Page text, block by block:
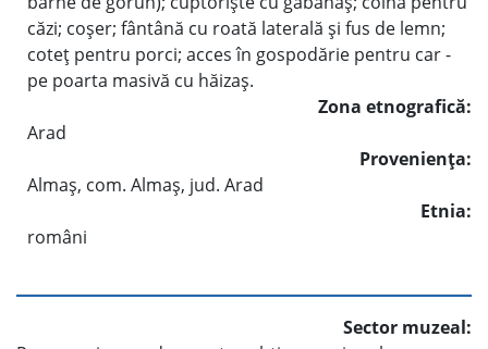
căzi; coşer; fântână cu roată laterală şi fus de lemn;
coteţ pentru porci; acces în gospodărie pentru car -
pe poarta masivă cu hăizaş.
Zona etnografică:
Arad
Provenienţa:
Almaş, com. Almaş, jud. Arad
Etnia:
români
Sector muzeal: